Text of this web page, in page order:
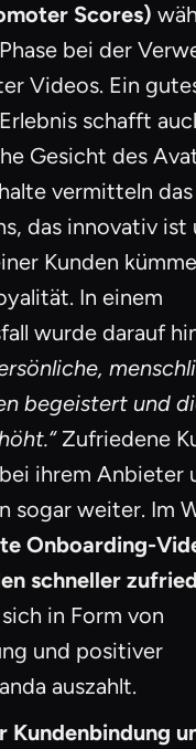
Scores)
bei der
Videos. Ein
schafft
Gesicht des
vermitteln
das innovativ ist
Kunden
In einem
wurde darauf
begeistert und
Zufriedene
ihrem Anbieter
sogar weiter. Im
Onboarding-
schneller
in Form von
und positiver
auszahlt.
Kundenbindung